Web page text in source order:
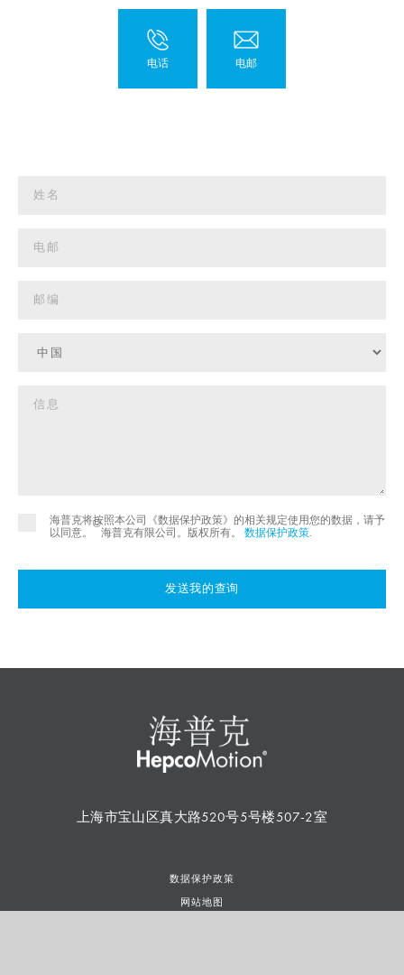
海普克将按照本公司《数据保护政策》的相关规定使用您的数据，请予
以同意。
©
海普克有限公司。版权所有。 数据保护政策.
发送我的查询
上海市宝山区真大路520号5号楼507-2室
数据保护政策
网站地图